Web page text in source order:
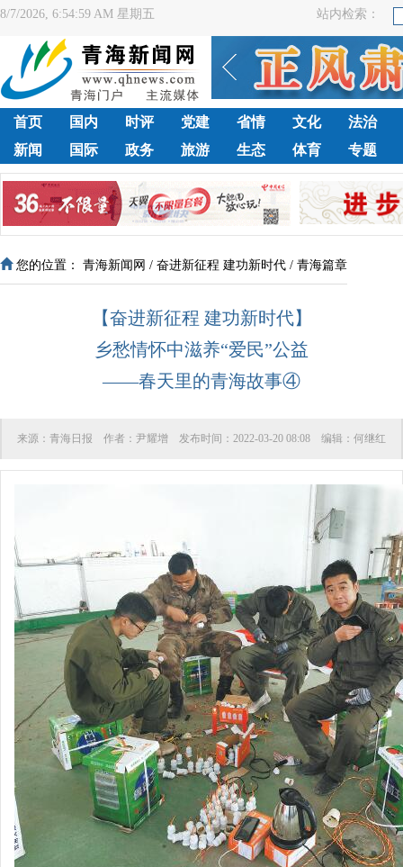
8/7/2026, 6:55:00 AM 星期五 站内检索：
首页 国内 时评 党建 省情 文化
法治
新闻
国际 政务 旅游 生态 体育 专题
您的位置： 青海新闻网 / 奋进新征程 建功新时代 / 青海篇章
【奋进新征程 建功新时代】
乡愁情怀中滋养“爱民”公益
——春天里的青海故事④
来源： 青海日报 作者： 尹耀增 发布时间： 2022-03-20 08:08 编辑： 何继红